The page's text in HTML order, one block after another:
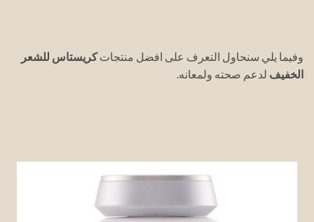
وفيما يلي سنحاول التعرف على افضل منتجاتكريستاس للشعر
الخفيف لدعم صحته ولمعانه.